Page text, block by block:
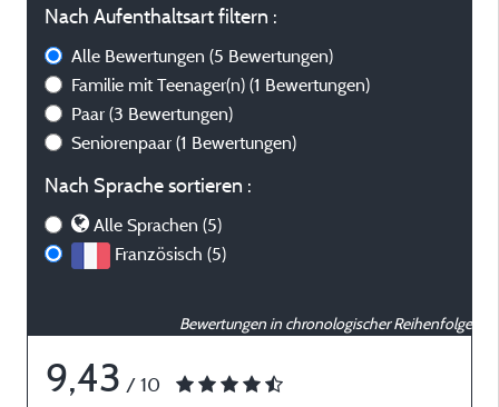
Nach Aufenthaltsart filtern :
Alle Bewertungen (5 Bewertungen)
Familie mit Teenager(n) (1 Bewertungen)
Paar (3 Bewertungen)
Seniorenpaar (1 Bewertungen)
Nach Sprache sortieren :
Alle Sprachen (5)
Französisch (5)
Bewertungen in chronologischer Reihenfolge
9,43 / 10